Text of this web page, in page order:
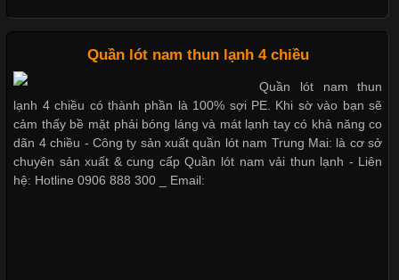
Chất Liệu Bamboo Xu Hướng Mới Trong Ngành Thời Trang
Cập nhật 2026-05-21 14:59:25
Trong những năm gần đây, vải Bamboo đang trở thành một
trong những chất liệu được yêu thích trong ngành thời trang
Nguyên bộ quần lót nam Boxer thun lạnh giá rẻ
Dễ chịu hơn với quần lót nam giá rẻ vải Cotton 4 chiều
Quần lót nam thun lạnh 4 chiều
Quần lót nam thun
lạnh 4 chiều có thành phần là 100% sợi PE. Khi sờ vào bạn sẽ
cảm thấy bề mặt phải bóng láng và mát lạnh tay có khả năng co
dãn 4 chiều - Công ty sản xuất quần lót nam Trung Mai: là cơ sở
chuyên sản xuất & cung cấp Quần lót nam vải thun lạnh - Liên
hệ: Hotline 0906 888 300 _ Email: